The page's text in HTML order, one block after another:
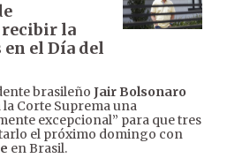
recibir la
el Día del
brasileño Jair Bolsonaro
Corte Suprema una
excepcional” para que tres
el próximo domingo con
en Brasil.